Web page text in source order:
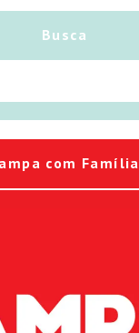
Busca
com Família